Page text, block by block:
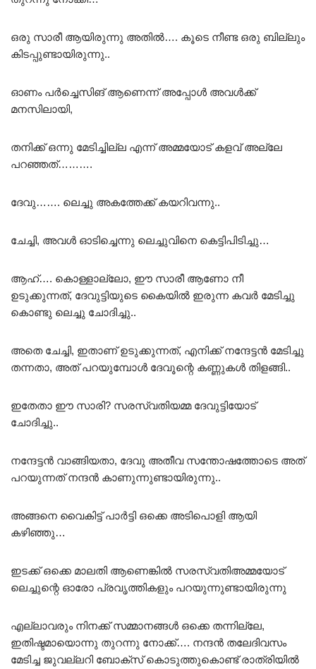
ഒരു സാരീ ആയിരുന്നു അതിൽ…. കൂടെ നീണ്ട ഒരു ബില്ലും
കിടപ്പുണ്ടായിരുന്നു..
ഓണം പർച്ചെസിങ് ആണെന്ന് അപ്പോൾ അവൾക്ക്
മനസിലായി,
തനിക്ക് ഒന്നു മേടിച്ചില്ല എന്ന് അമ്മയോട് കളവ് അല്ലേ
പറഞ്ഞത്……….
ദേവു……. ലെച്ചു അകത്തേക്ക് കയറിവന്നു..
ചേച്ചി, അവൾ ഓടിച്ചെന്നു ലെച്ചുവിനെ കെട്ടിപിടിച്ചു…
ആഹ്…. കൊള്ളാല്ലോ, ഈ സാരീ ആണോ നീ
ഉടുക്കുന്നത്, ദേവുട്ടിയുടെ കൈയിൽ ഇരുന്ന കവർ മേടിച്ചു
കൊണ്ടു ലെച്ചു ചോദിച്ചു..
അതെ ചേച്ചി, ഇതാണ് ഉടുക്കുന്നത്, എനിക്ക് നന്ദേട്ടൻ മേടിച്ചു
തന്നതാ, അത് പറയുമ്പോൾ ദേവൂന്റെ കണ്ണുകൾ തിളങ്ങി..
ഇതേതാ ഈ സാരി? സരസ്വതിയമ്മ ദേവുട്ടിയോട്
ചോദിച്ചു..
നന്ദേട്ടൻ വാങ്ങിയതാ, ദേവു അതീവ സന്തോഷത്തോടെ അത്
പറയുന്നത് നന്ദൻ കാണുന്നുണ്ടായിരുന്നു..
അങ്ങനെ വൈകിട്ട് പാർട്ടി ഒക്കെ അടിപൊളി ആയി
കഴിഞ്ഞു…
ഇടക്ക് ഒക്കെ മാലതി ആണെങ്കിൽ സരസ്വതിഅമ്മയോട്
ലെച്ചുന്റെ ഓരോ പ്രവൃത്തികളും പറയുന്നുണ്ടായിരുന്നു
എല്ലാവരും നിനക്ക് സമ്മാനങ്ങൾ ഒക്കെ തന്നില്ലേ,
ഇതിഷ്ടമായൊന്നു തുറന്നു നോക്ക്…. നന്ദൻ തലേദിവസം
മേടിച്ച ജുവല്ലറി ബോക്സ്‌ കൊടുത്തുകൊണ്ട് രാത്രിയിൽ